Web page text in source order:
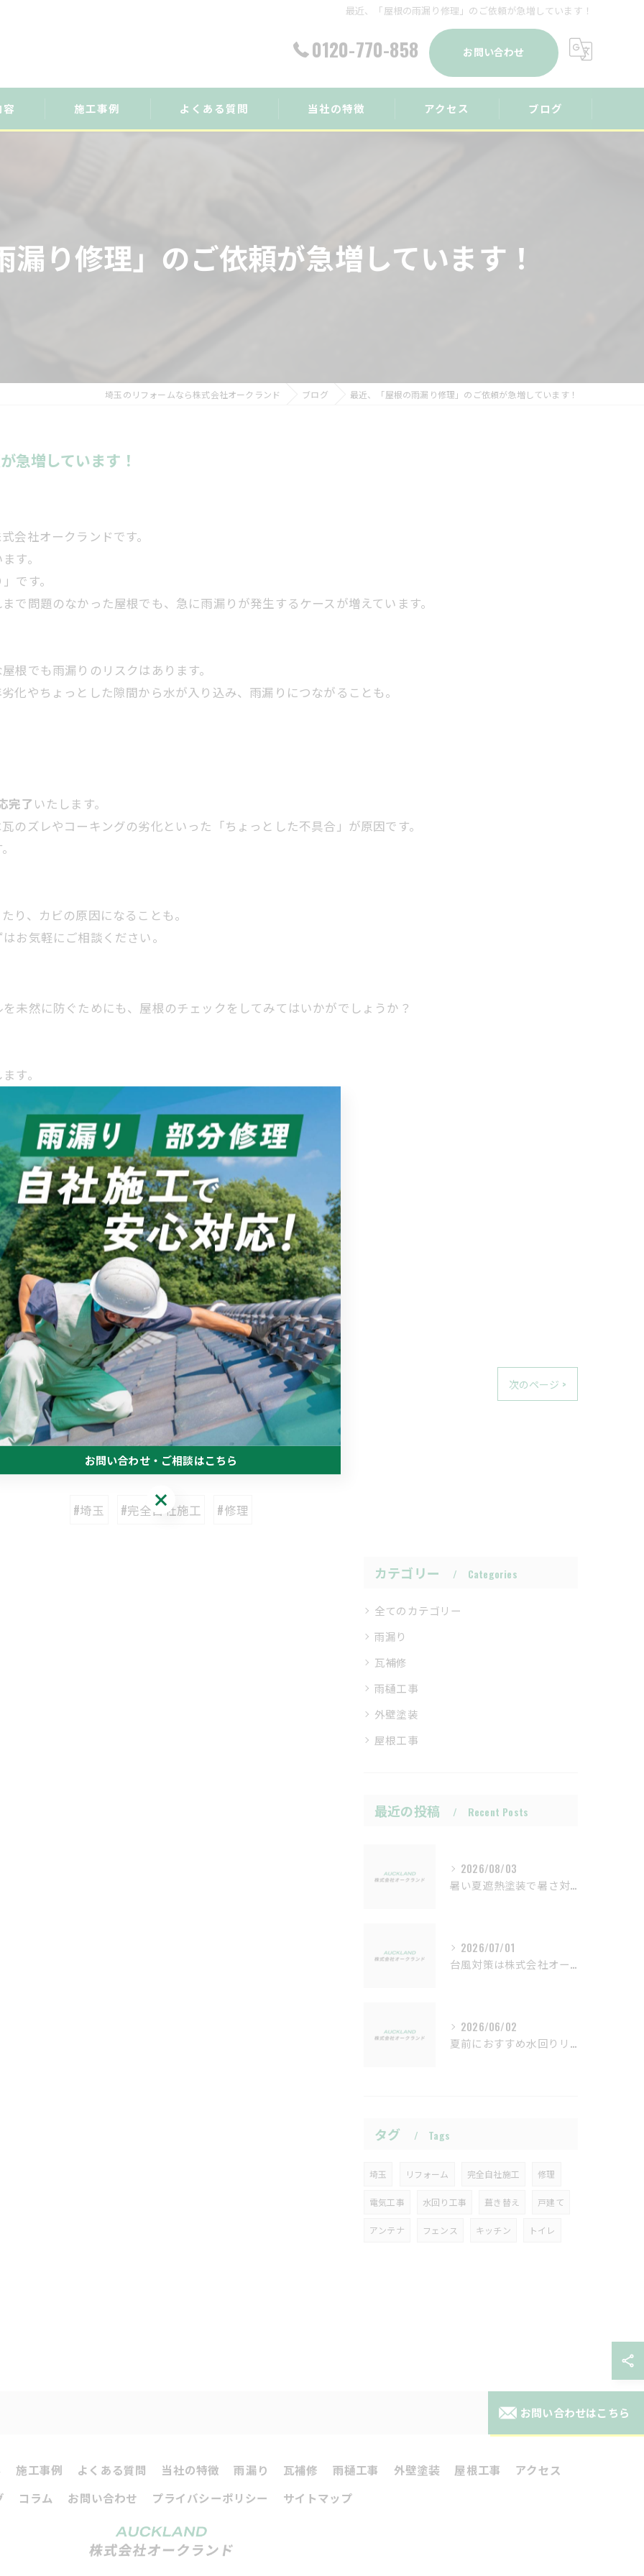
最近、「屋根の雨漏り修理」のご依頼が急増しています！
0120-770-858 お問い合わせ
施工事例 よくある質問 当社の特徴
外壁塗装
アクセス ブログ
り修理」のご依頼が急増しています！
埼玉のリフォームなら株式会社オークランド ブログ 最近、「屋根の雨漏り修理」のご依頼が急増しています！
急増しています！
会社オークランドです。
す。
です。
で問題のなかった屋根でも、急に雨漏りが発生するケースが増えています。
根でも雨漏りのリスクはあります。
化やちょっとした隙間から水が入り込み、雨漏りにつながることも。
完了 いたします。
のズレやコーキングの劣化といった「ちょっとした不具合」が原因です。
り、カビの原因になることも。
お気軽にご相談ください。
未然に防ぐためにも、屋根のチェックをしてみてはいかがでしょうか？
す。
一覧に戻る 次のページ >
関連タグ
#埼玉 #完全自社施工 #修理
カテゴリー Categories
全てのカテゴリー
雨漏り
瓦補修
雨樋工事
外壁塗装
屋根工事
最近の投稿 Recent Posts
2026/08/03
暑い夏遮熱塗装で暑さ対策
2026/07/01
台風対策は株式会社オークランドにおまかせ
2026/06/02
夏前におすすめ水回りリフォーム
タグ Tags
埼玉 リフォーム 完全自社施工 修理
電気工事 水回り工事 葺き替え 戸建て
アンテナ フェンス キッチン トイレ
お問い合わせはこちら
施工事例 よくある質問 当社の特徴 雨漏り 瓦補修 雨樋工事 外壁塗装 屋根工事
アクセス
コラム お問い合わせ プライバシーポリシー サイトマップ
お問い合わせ・ご相談はこちら
お問い合わせ・ご相談はこちら